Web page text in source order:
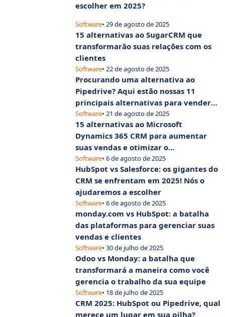
escolher em 2025?
Software• 29 de agosto de 2025
15 alternativas ao SugarCRM que
transformarão suas relações com os
clientes
Software• 22 de agosto de 2025
Procurando uma alternativa ao
Pipedrive? Aqui estão nossas 11
principais alternativas para vender
rápido e bem
Software• 21 de agosto de 2025
15 alternativas ao Microsoft
Dynamics 365 CRM para aumentar
suas vendas e otimizar o
gerenciamento de clientes
Software• 6 de agosto de 2025
HubSpot vs Salesforce: os gigantes do
CRM se enfrentam em 2025! Nós o
ajudaremos a escolher
Software• 6 de agosto de 2025
monday.com vs HubSpot: a batalha
das plataformas para gerenciar suas
vendas e clientes
Software• 30 de julho de 2025
Odoo vs Monday: a batalha que
transformará a maneira como você
gerencia o trabalho da sua equipe
Software• 18 de julho de 2025
CRM 2025: HubSpot ou Pipedrive, qual
merece um lugar em sua pilha?